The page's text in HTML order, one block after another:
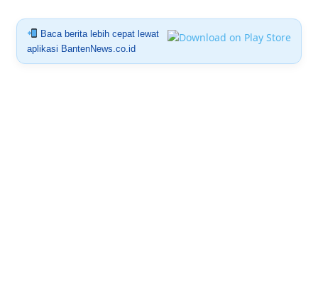
Baca berita lebih cepat lewat
aplikasi BantenNews.co.id